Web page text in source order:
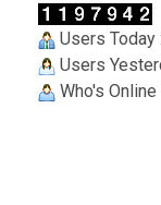
Users Today
Users
Who's Online